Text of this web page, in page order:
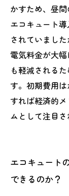
かすため、昼
エコキュート
されていまし
電気料金が大
も軽減される
す。初期費用
すれば経済的
ムとして注目さ
エコキュート
できるのか？